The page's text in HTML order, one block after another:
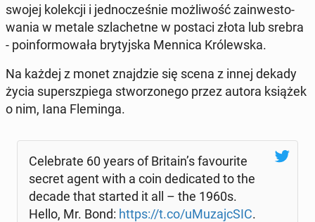
swojej ko­lek­cji i jed­no­cze­śnie moż­li­wość za­in­we­sto­
wa­nia w metale szla­chet­ne w postaci złota lub srebra
- po­in­for­mo­wa­ła bry­tyj­ska Mennica Kró­lew­ska.
Na każdej z monet znaj­dzie się scena z innej dekady
życia su­per­sz­pie­ga stwo­rzo­ne­go przez autora książek
o nim, Iana Fle­min­ga.
Ce­le­bra­te 60 years of Britain’s fa­vo­uri­te
secret agent with a coin de­di­ca­ted to the
decade that started it all – the 1960s.
Hello, Mr. Bond: https://t.co/uMu­zajc­SIC.